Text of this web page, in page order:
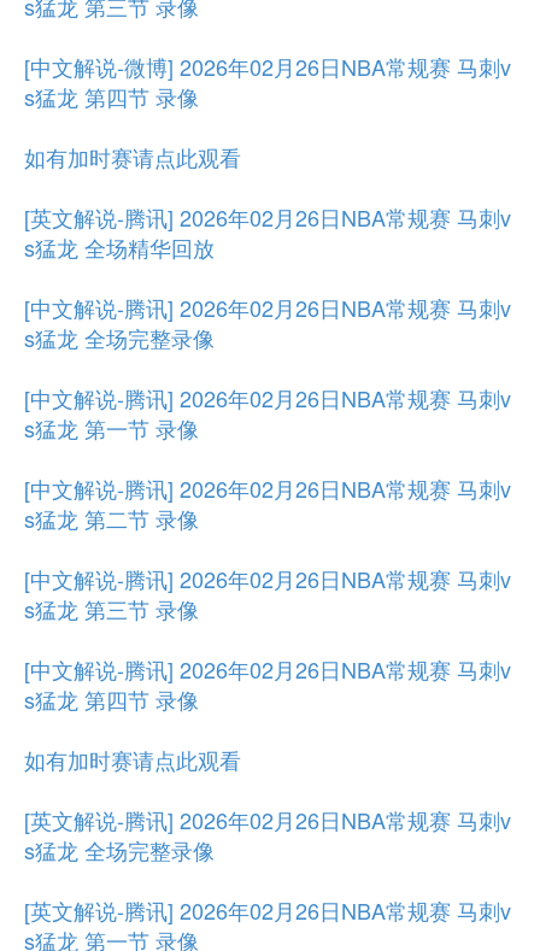
[中文解说-微博] 2026年02月26日NBA常规赛 马刺v
s猛龙 第四节 录像
如有加时赛请点此观看
[英文解说-腾讯] 2026年02月26日NBA常规赛 马刺v
s猛龙 全场精华回放
[中文解说-腾讯] 2026年02月26日NBA常规赛 马刺v
s猛龙 全场完整录像
[中文解说-腾讯] 2026年02月26日NBA常规赛 马刺v
s猛龙 第一节 录像
[中文解说-腾讯] 2026年02月26日NBA常规赛 马刺v
s猛龙 第二节 录像
[中文解说-腾讯] 2026年02月26日NBA常规赛 马刺v
s猛龙 第三节 录像
[中文解说-腾讯] 2026年02月26日NBA常规赛 马刺v
s猛龙 第四节 录像
如有加时赛请点此观看
[英文解说-腾讯] 2026年02月26日NBA常规赛 马刺v
s猛龙 全场完整录像
[英文解说-腾讯] 2026年02月26日NBA常规赛 马刺v
s猛龙 第一节 录像